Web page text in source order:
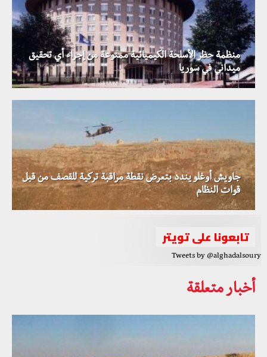
منظمة حظر الأسلحة الكيميائية ممنوعة من إجراء أي تحقيق
ميداني في سوريا
جاويش أوغلو يندد بتعرض نقطة مراقبة تركية للقصف من قبل
قوات النظام
تابعونا على تويتر
Tweets by @alghadalsoury
أخبار متعلقة